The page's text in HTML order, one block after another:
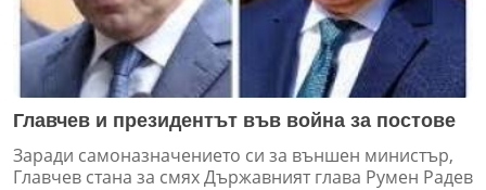
Главчев и президентът във война за постове
Заради самоназначението си за външен министър,
Главчев стана за смях Държавният глава Румен Радев